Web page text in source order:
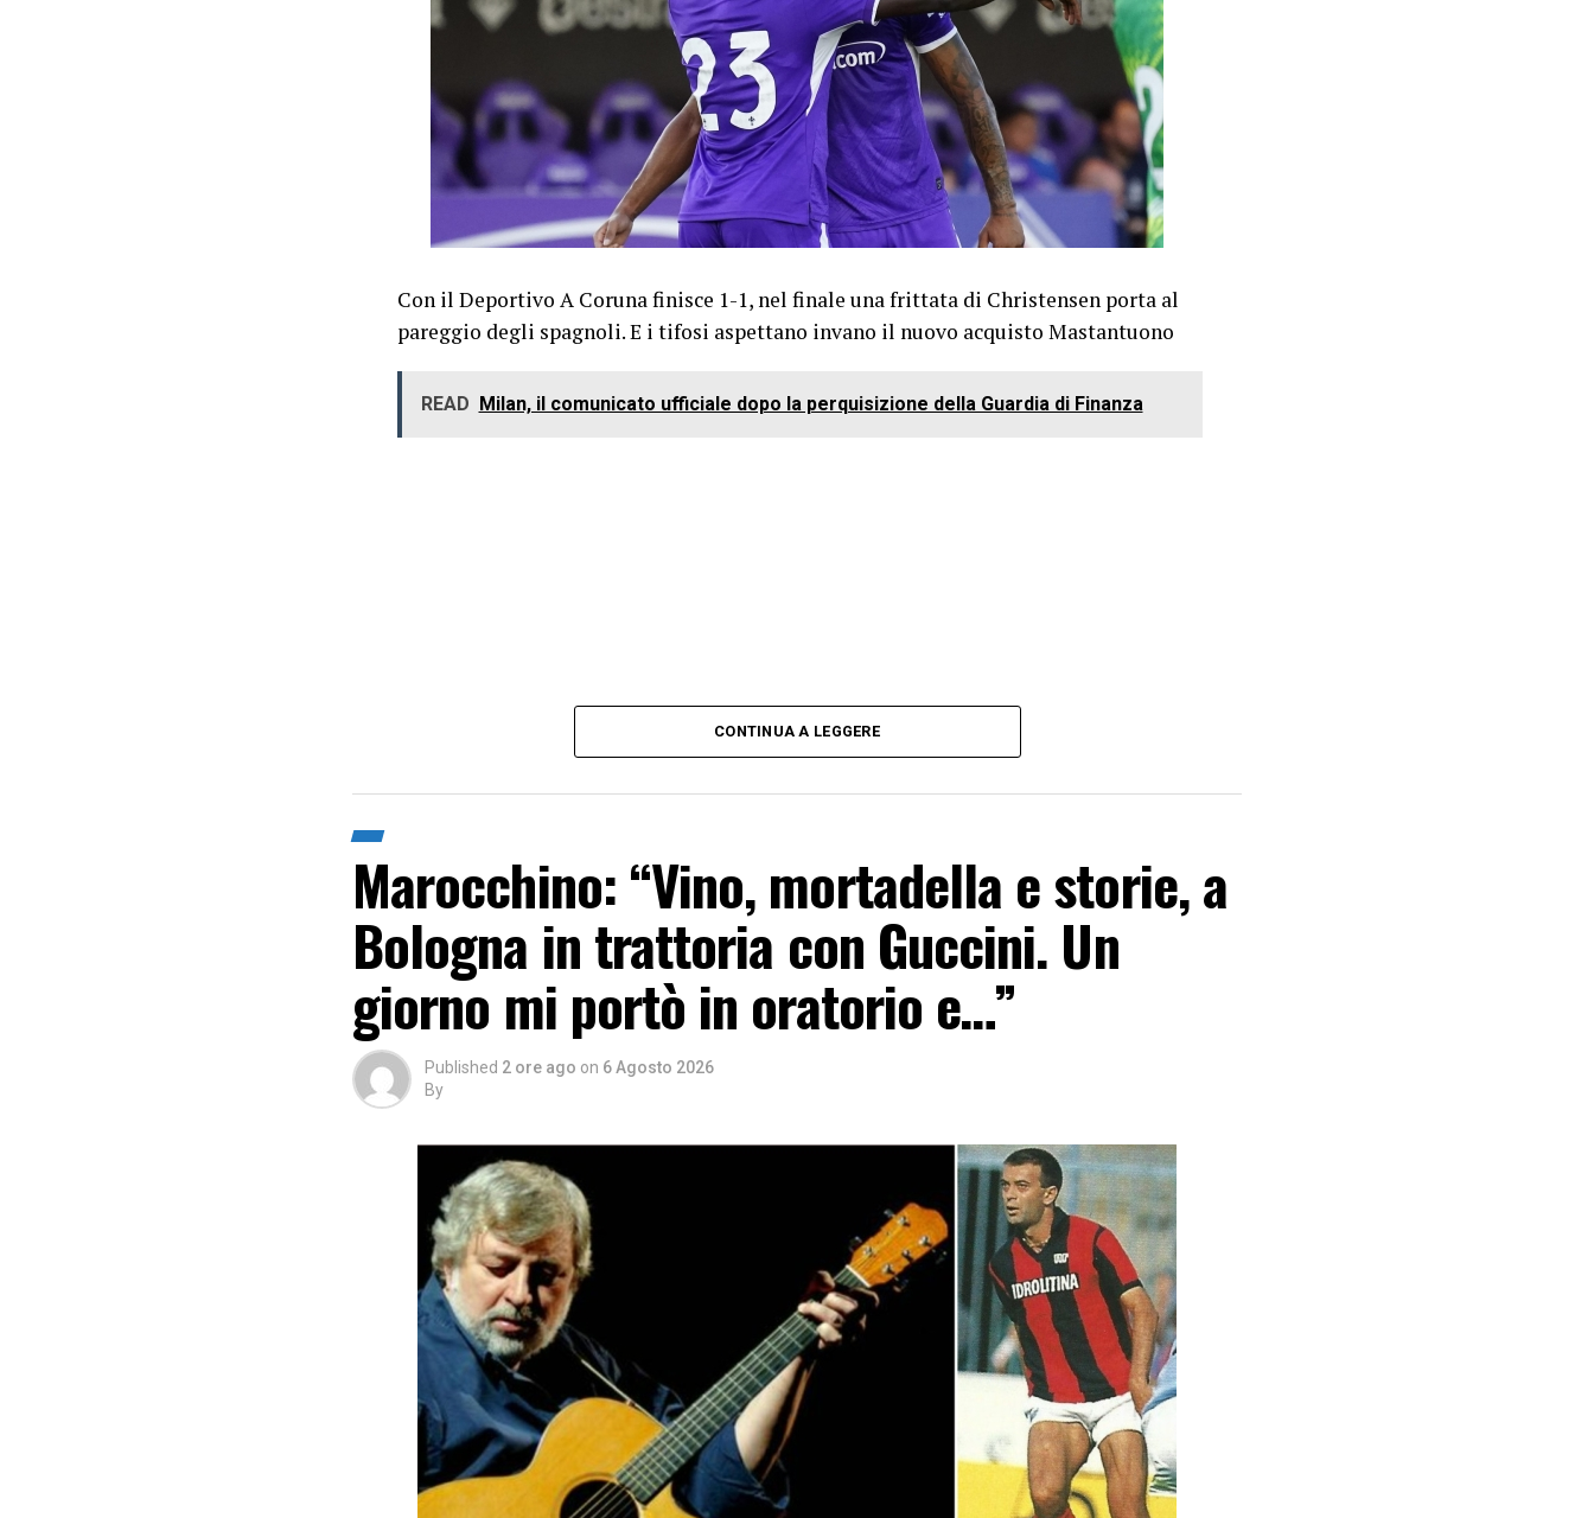
Con il Deportivo A Coruna finisce 1-1, nel finale una frittata di Christensen porta al
pareggio degli spagnoli. E i tifosi aspettano invano il nuovo acquisto Mastantuono
READ Milan, il comunicato ufficiale dopo la perquisizione della Guardia di Finanza
CONTINUA A LEGGERE
Marocchino: “Vino, mortadella e storie, a
Bologna in trattoria con Guccini. Un
giorno mi portò in oratorio e…”
Published 2 ore ago on 6 Agosto 2026
By